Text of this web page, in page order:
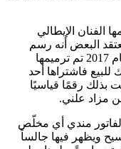
الفنان الإيطالي
أكثر من 500 عام، ويعتقد البعض أنه رسم
للملك الفرنسي لويس الثاني عشر، وفي عام 2017 تم ترميمها
فاشتراها أحد
ولار، وسجلت بذلك رقمًا قياسيًا
مزاد علني.
مندي أي مخلّص
ويظهر فيها جالساً